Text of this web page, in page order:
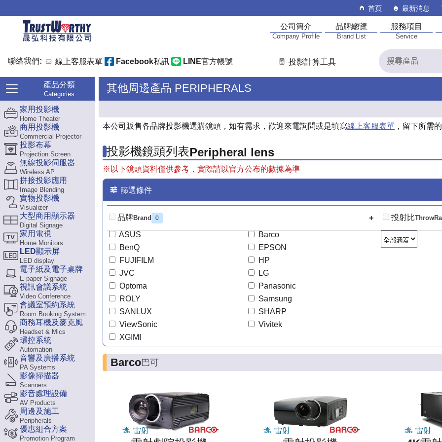
首頁 最新消息
公司簡介
Company Profile
品牌總覽
Brand List
服務項目
Service
聯絡我們: 線上客服表單 Facebook私訊 LINE官方帳號 投影計算工具
產品分類
Categories
家用投影機
Home Theater
商用投影機
Commercial Projector
投影布幕
Projection Screen
無線投影伺服器
Wireless AP
拼接投影應用
Image Blending
實物投影機
Visualizer
大型商用顯示器
Digital Signage
家用電視
Home Monitors
LED顯示屏
LED display
電子紙及電子桌牌
E-paper Signage
視訊會議系統
Video Conference
會議室預約系統
Room Booking System
商務耳機及麥克風
Headset & Mics
環控系統
Automation
音響及廣播系統
PA Systems
影像掃描器
Scanners
影音處理設備
AV Products
周邊及施工
Peripherals
優惠組合方案
Promotion Program
其他周邊產品 PERIPHERALS
本公司販售各品牌投影機選購鏡頭，如有需求，歡迎來電詢問或是填寫線上客服表單 ，留下所需
投影機鏡頭列表Peripheral lens
※以下鏡頭資料僅供參考，實際請以官方公布的數據為準
篩選條件
品牌Brand 0
ASUS
Barco
BenQ
EPSON
FUJIFILM
HP
JVC
LG
Optoma
Panasonic
ROLY
Samsung
SANLUX
SHARP
ViewSonic
Vivitek
XGIMI
投射比
Barco巴可
雷射 雷射 雷射